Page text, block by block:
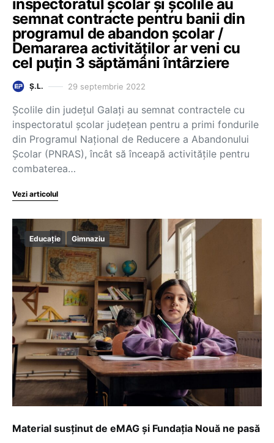
inspectoratul școlar și școlile au
semnat contracte pentru banii din
programul de abandon școlar /
Demararea activităților ar veni cu
cel puțin 3 săptămâni întârziere
Ș.L. 29 septembrie 2022
Școlile din județul Galați au semnat contractele cu
inspectoratul școlar județean pentru a primi fondurile
din Programul Național de Reducere a Abandonului
Școlar (PNRAS), încât să înceapă activitățile pentru
combaterea…
Vezi articolul
Educație Gimnaziu
Material susținut de eMAG și Fundația Nouă ne pasă